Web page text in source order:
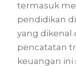
termasuk
pendidikan
yang dikenal
pencatatan
keuangan